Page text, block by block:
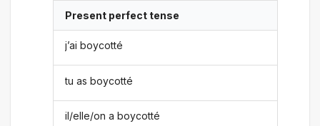
Present perfect tense
j’ai boycotté
tu as boycotté
il/elle/on a boycotté